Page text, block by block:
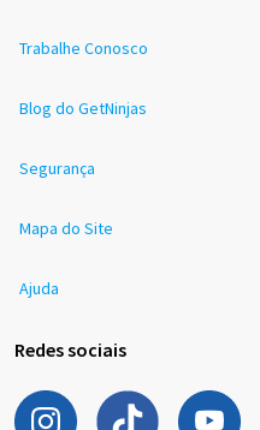
Trabalhe Conosco
Blog do GetNinjas
Segurança
Mapa do Site
Ajuda
Redes sociais